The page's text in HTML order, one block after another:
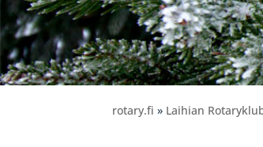
rotary.fi » Laihian